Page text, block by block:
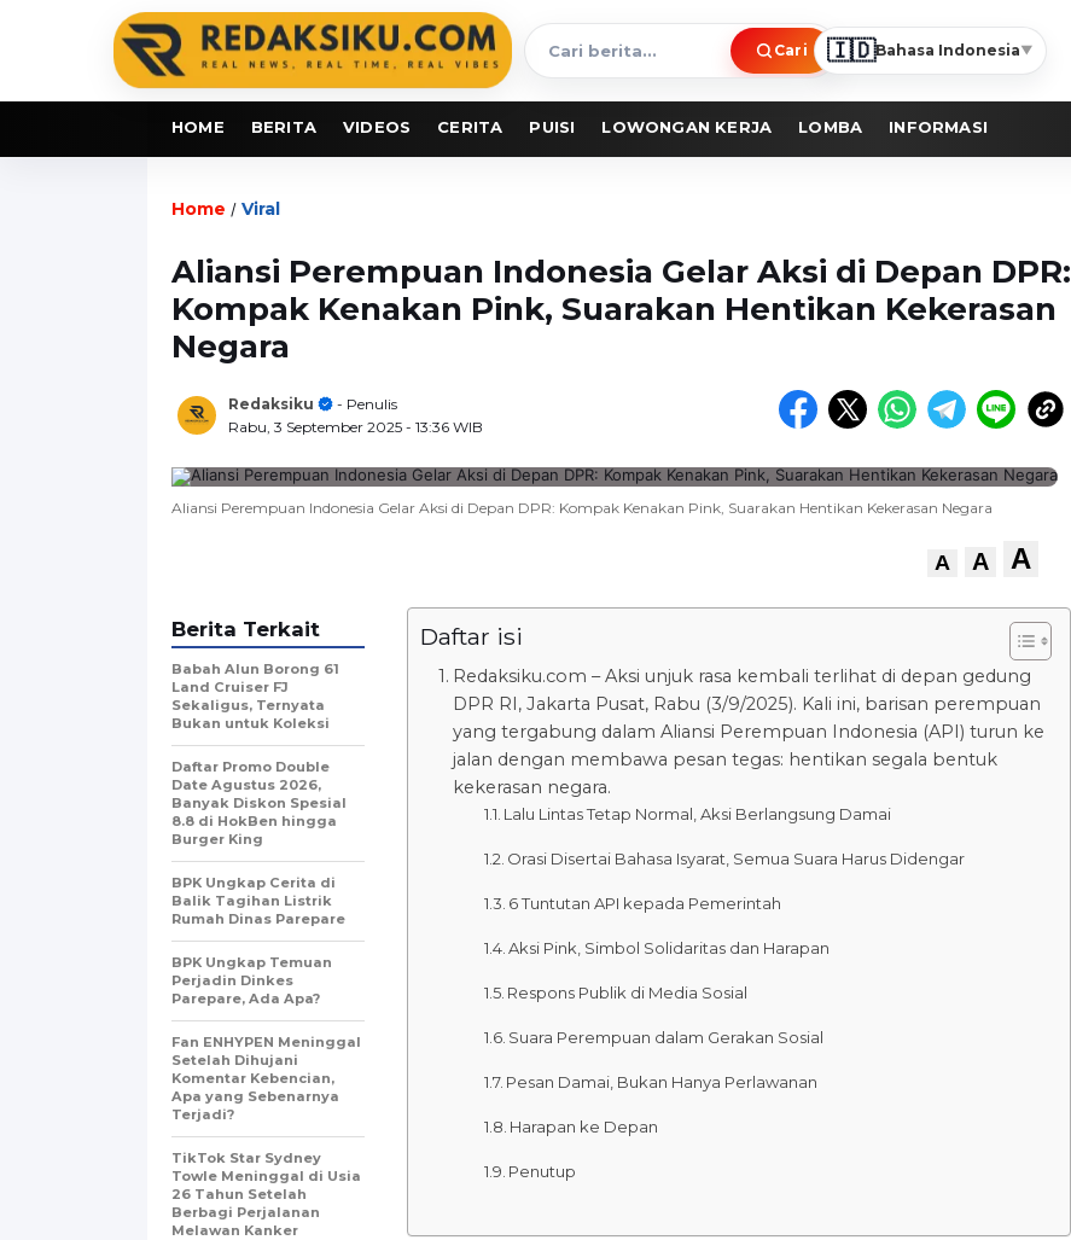
Cari
berita
Cari 🇮🇩Bahasa Indonesia▼
HOME BERITA VIDEOS CERITA PUISI LOWONGAN KERJA LOMBA INFORMASI
Home / Viral
Aliansi Perempuan Indonesia Gelar Aksi di Depan DPR:
Kompak Kenakan Pink, Suarakan Hentikan Kekerasan
Negara
Redaksiku
- Penulis
Rabu, 3 September 2025 - 13:36 WIB
Aliansi Perempuan Indonesia Gelar Aksi di Depan DPR: Kompak Kenakan Pink, Suarakan Hentikan Kekerasan Negara
A A A
Daftar isi
Redaksiku.com – Aksi unjuk rasa kembali terlihat di depan gedung
DPR RI, Jakarta Pusat, Rabu (3/9/2025). Kali ini, barisan perempuan
yang tergabung dalam Aliansi Perempuan Indonesia (API) turun ke
jalan dengan membawa pesan tegas: hentikan segala bentuk
kekerasan negara.
Lalu Lintas Tetap Normal, Aksi Berlangsung Damai
Orasi Disertai Bahasa Isyarat, Semua Suara Harus Didengar
6 Tuntutan API kepada Pemerintah
Aksi Pink, Simbol Solidaritas dan Harapan
Respons Publik di Media Sosial
Suara Perempuan dalam Gerakan Sosial
Pesan Damai, Bukan Hanya Perlawanan
Harapan ke Depan
Penutup
Berita Terkait
Babah Alun Borong 61
Land Cruiser FJ
Sekaligus, Ternyata
Bukan untuk Koleksi
Daftar Promo Double
Date Agustus 2026,
Banyak Diskon Spesial
8.8 di HokBen hingga
Burger King ‎
BPK Ungkap Cerita di
Balik Tagihan Listrik
Rumah Dinas Parepare
BPK Ungkap Temuan
Perjadin Dinkes
Parepare, Ada Apa?
Fan ENHYPEN Meninggal
Setelah Dihujani
Komentar Kebencian,
Apa yang Sebenarnya
Terjadi?
TikTok Star Sydney
Towle Meninggal di Usia
26 Tahun Setelah
Berbagi Perjalanan
Melawan Kanker